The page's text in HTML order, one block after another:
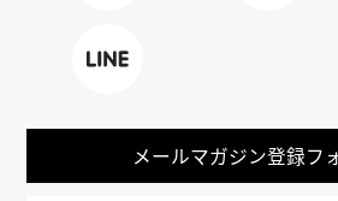
メールマガジン登録フ